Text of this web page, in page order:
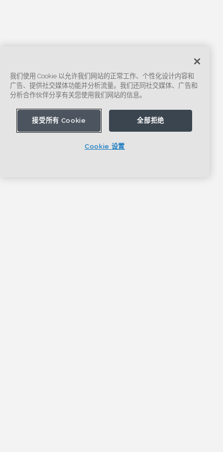
我们使用 Cookie 以允许我们网站的正常工作、个性化设计内容和
广告、提供社交媒体功能并分析流量。我们还同社交媒体、广告和
分析合作伙伴分享有关您使用我们网站的信息。
接受所有 Cookie 全部拒绝
Cookie 设置